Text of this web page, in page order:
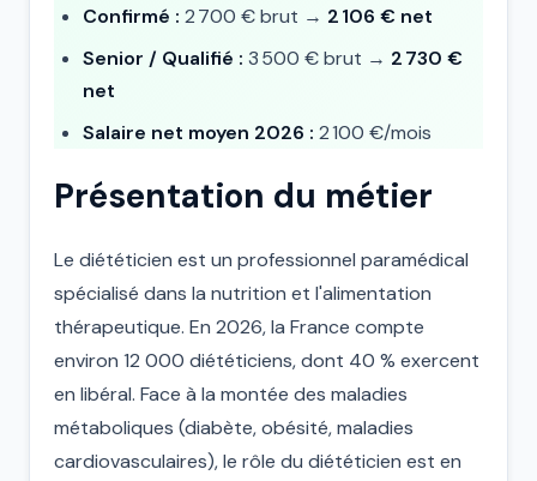
Confirmé : 2 700 € brut → 2 106 € net
Senior / Qualifié : 3 500 € brut → 2 730 €
net
Salaire net moyen 2026 : 2 100 €/mois
Présentation du métier
Le diététicien est un professionnel paramédical
spécialisé dans la nutrition et l'alimentation
thérapeutique. En 2026, la France compte
environ 12 000 diététiciens, dont 40 % exercent
en libéral. Face à la montée des maladies
métaboliques (diabète, obésité, maladies
cardiovasculaires), le rôle du diététicien est en